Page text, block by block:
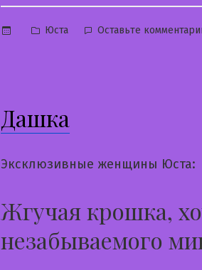
Опубликовано
Юста Оставьте
Дашка
Эксклюзивные женщины Юста:
Жгучая крошка,
незабываемого